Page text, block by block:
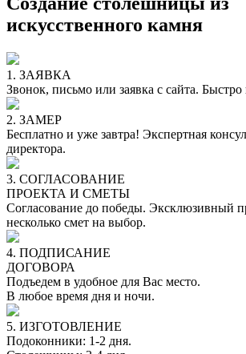
искусственного камня
1. ЗАЯВКА
Звонок, письмо или заявка с сайта.
2. ЗАМЕР
Бесплатно и уже завтра! Экспертная
директора.
3. СОГЛАСОВАНИЕ
ПРОЕКТА И СМЕТЫ
Согласование до победы. Эксклюзивный
несколько смет на выбор.
4. ПОДПИСАНИЕ
ДОГОВОРА
Подъедем в удобное для Вас место.
В любое время дня и ночи.
5. ИЗГОТОВЛЕНИЕ
Подоконники: 1-2 дня.